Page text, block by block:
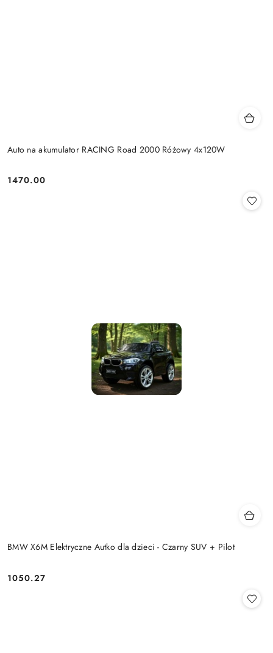
Auto na akumulator RACING Road 2000 Różowy 4x120W
Cena:
1470.00
BMW X6M Elektryczne Autko dla dzieci - Czarny SUV + Pilot
Cena:
1050.27